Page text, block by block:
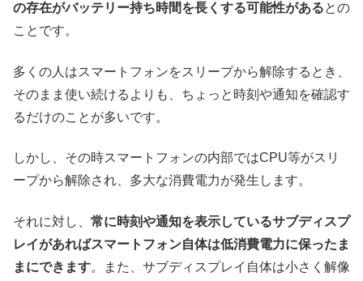
の存在がバッテリー持ち時間を長くする可能性があるとの
ことです。
多くの人はスマートフォンをスリープから解除するとき、
そのまま使い続けるよりも、ちょっと時刻や通知を確認す
るだけのことが多いです。
しかし、その時スマートフォンの内部ではCPU等がスリ
ープから解除され、多大な消費電力が発生します。
それに対し、 常に時刻や通知を表示しているサブディスプ
レイがあればスマートフォン自体は低消費電力に保ったま
まにできます。また、サブディスプレイ自体は小さく解像